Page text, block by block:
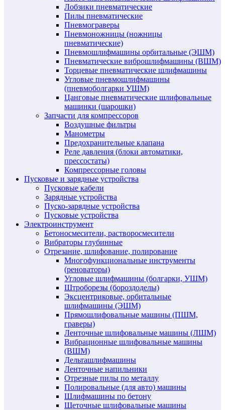
Лобзики пневматические
Пилы пневматические
Пневмограверы
Пневмоножницы (ножницы
пневматические)
Пневмошлифмашины орбитальные (ЭШМ)
Пневматические виброшлифмашины (ВШМ)
Торцевые пневматические шлифмашины
Угловые пневмошлифмашины
(пневмоболгарки УШМ)
Цанговые пневматические шлифовальные
машинки (шарошки)
Запчасти для компрессоров
Воздушные фильтры
Манометры
Предохранительные клапана
Реле давления (блоки автоматики,
прессостаты)
Компрессорные головы
Пусковые и зарядные устройства
Пусковые кабели
Зарядные устройства
Пуско-зарядные устройства
Пусковые устройства
Электроинструмент
Бетоносмесители, растворосмесители
Вибраторы глубинные
Отрезание, шлифование, полирование
Многофункциональные инструменты
(реноваторы)
Угловые шлифмашины (болгарки, УШМ)
Штроборезы (бороздоделы)
Эксцентриковые, орбитальные
шлифмашины (ЭШМ)
Прямошлифовальные машины (ПШМ,
граверы)
Ленточные шлифовальные машины (ЛШМ)
Вибрационные шлифовальные машины
(ВШМ)
Дельташлифмашины
Ленточные напильники
Отрезные пилы по металлу
Полировальные (для авто) машины
Шлифмашины по бетону
Щеточные шлифовальные машины